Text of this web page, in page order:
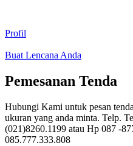
Profil
Buat Lencana Anda
Pemesanan Tenda
Hubungi Kami untuk pesan
ukuran yang anda minta. Telp.
(021)8260.1199 atau Hp 087 -
085.777.333.808